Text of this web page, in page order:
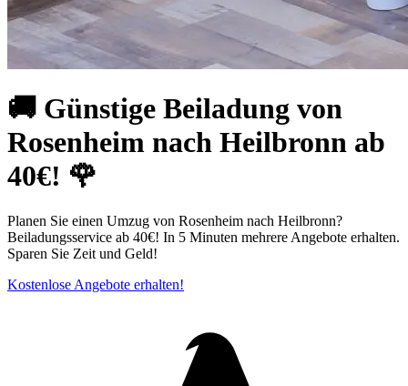
🚚 Günstige Beiladung von
Rosenheim nach Heilbronn ab
40€! 🌹
Planen Sie einen Umzug von Rosenheim nach Heilbronn?
Beiladungsservice ab 40€! In 5 Minuten mehrere Angebote erhalten.
Sparen Sie Zeit und Geld!
Kostenlose Angebote erhalten!